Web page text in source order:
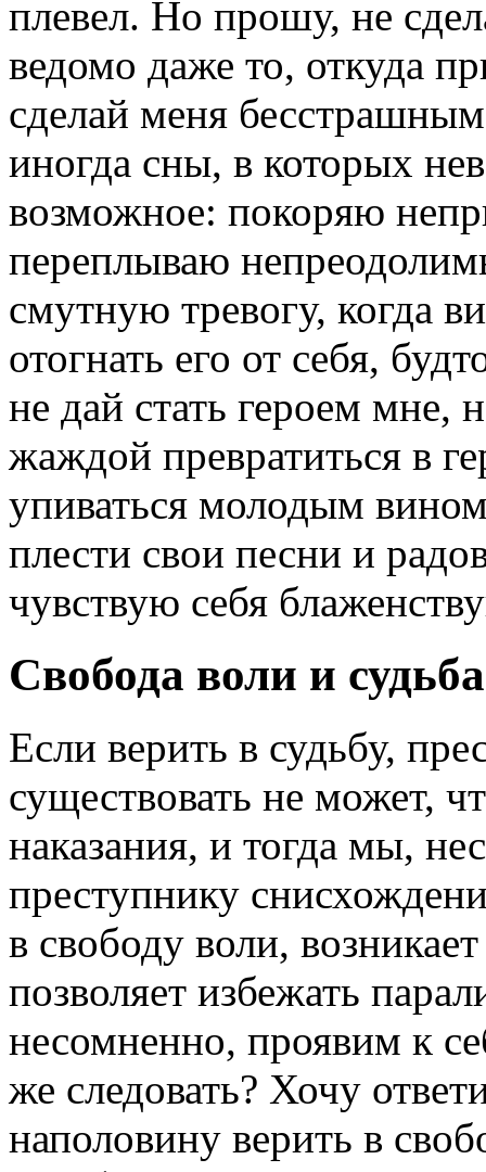
плевел. Но прошу, не
ведомо даже то, откуда
сделай меня
иногда сны, в которых
возможное: покоряю
переплываю
смутную тревогу, когда
отогнать его от себя,
не дай стать героем
жаждой превратиться в
упиваться молодым
плести свои песни и
чувствую себя
Свобода воли и судьба
Если верить в судьбу,
существовать не может,
наказания, и тогда мы,
преступнику
в свободу воли,
позволяет избежать
несомненно, проявим к
же следовать? Хочу
наполовину верить в